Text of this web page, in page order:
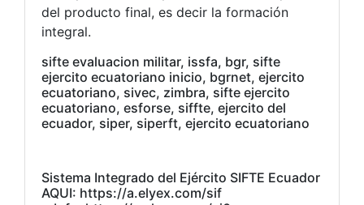
del producto final, es decir la formación
integral.
sifte evaluacion militar, issfa, bgr, sifte
ejercito ecuatoriano inicio, bgrnet, ejercito
ecuatoriano, sivec, zimbra, sifte ejercito
ecuatoriano, esforse, siffte, ejercito del
ecuador, siper, siperft, ejercito ecuatoriano
Sistema Integrado del Ejército SIFTE Ecuador
AQUI: https://a.elyex.com/sif